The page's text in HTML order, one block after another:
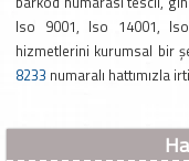
Iso 9001, Iso 14001,
hizmetlerini kurumsal bir
8233 numaralı hattımızla